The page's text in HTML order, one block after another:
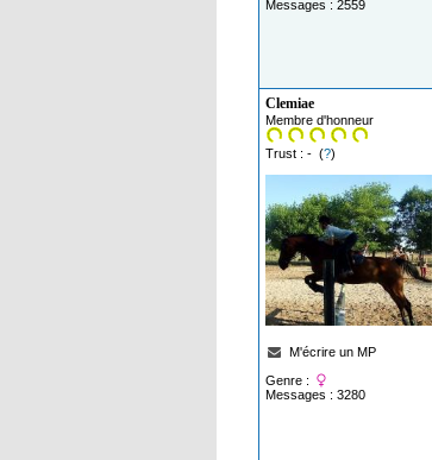
Messages : 2559
Clemiae
Membre d'honneur
Trust : - (?)
M'écrire un MP
Genre :
Messages : 3280